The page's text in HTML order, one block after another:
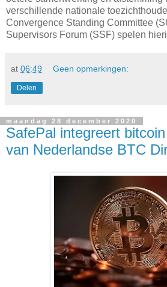
verschillende nationale
Convergence Standing Committee
Supervisors Forum (SSF) spelen
at 06:49 Geen opmerkingen:
Delen
maandag 28 december 2020
SafePal integreert
van Nederlandse BTC